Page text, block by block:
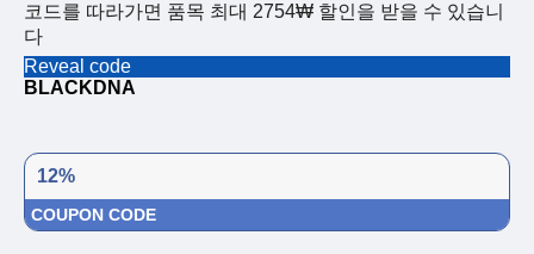
코드를 따라가면 품목 최대 2754₩ 할인을 받을 수 있습니
다
Reveal code
BLACKDNA
12%
COUPON CODE